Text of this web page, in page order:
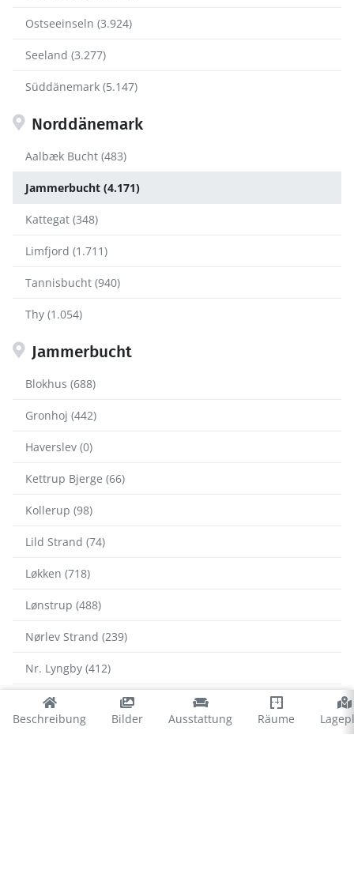
Beschreibung Bilder Ausstattung Räume
Ostseeinseln (3.924)
Seeland (3.277)
Süddänemark (5.147)
Norddänemark
Aalbæk Bucht (483)
Jammerbucht (4.171)
Kattegat (348)
Limfjord (1.711)
Tannisbucht (940)
Thy (1.054)
Jammerbucht
Blokhus (688)
Gronhoj (442)
Haverslev (0)
Kettrup Bjerge (66)
Kollerup (98)
Lild Strand (74)
Løkken (718)
Lønstrup (488)
Nørlev Strand (239)
Nr. Lyngby (412)
Rødhus (194)